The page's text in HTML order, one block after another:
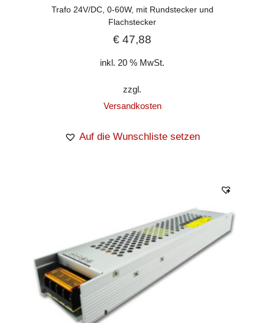
Trafo 24V/DC, 0-60W, mit Rundstecker und
Flachstecker
€ 47,88
inkl. 20 % MwSt.
zzgl.
Versandkosten
Auf die Wunschliste setzen